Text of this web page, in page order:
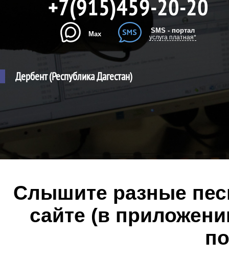
+7(915)459-20-20
Max SMS - портал
услуга платная*
Дербент (Республика Дагестан)
Слышите разные
сайте (в